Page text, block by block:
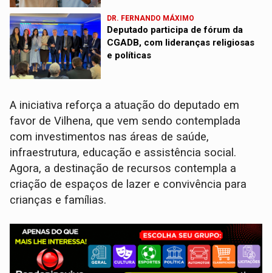
DR. FERNANDO MÁXIMO
Deputado participa de fórum da
CGADB, com lideranças religiosas
e políticas
A iniciativa reforça a atuação do deputado em
favor de Vilhena, que vem sendo contemplada
com investimentos nas áreas de saúde,
infraestrutura, educação e assistência social.
Agora, a destinação de recursos contempla a
criação de espaços de lazer e convivência para
crianças e famílias.